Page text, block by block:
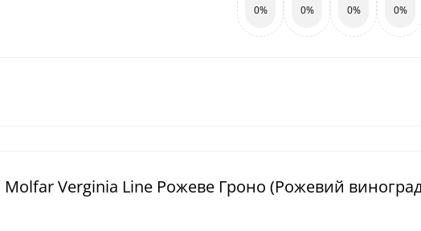
0% 0% 0% 0%
Molfar Verginia Line Рожеве Гроно (Рожевий